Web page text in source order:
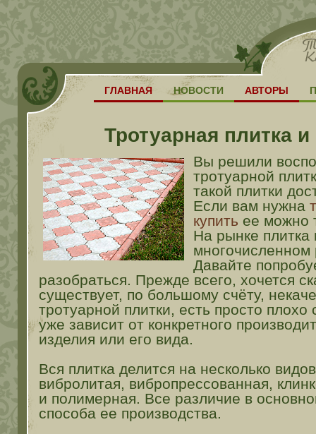
ГЛАВНАЯ НОВОСТИ АВТОРЫ
Тротуарная плитка
Вы решили
тротуарной
такой плитки
Если вам нужна
купить ее можно
На рынке плитка
многочисленном
Давайте
разобраться. Прежде всего, хочется
существует, по большому счёту,
тротуарной плитки, есть просто плохо
уже зависит от конкретного
изделия или его вида.
Вся плитка делится на несколько
вибролитая, вибропрессованная,
и полимерная. Все различие в
способа ее производства.